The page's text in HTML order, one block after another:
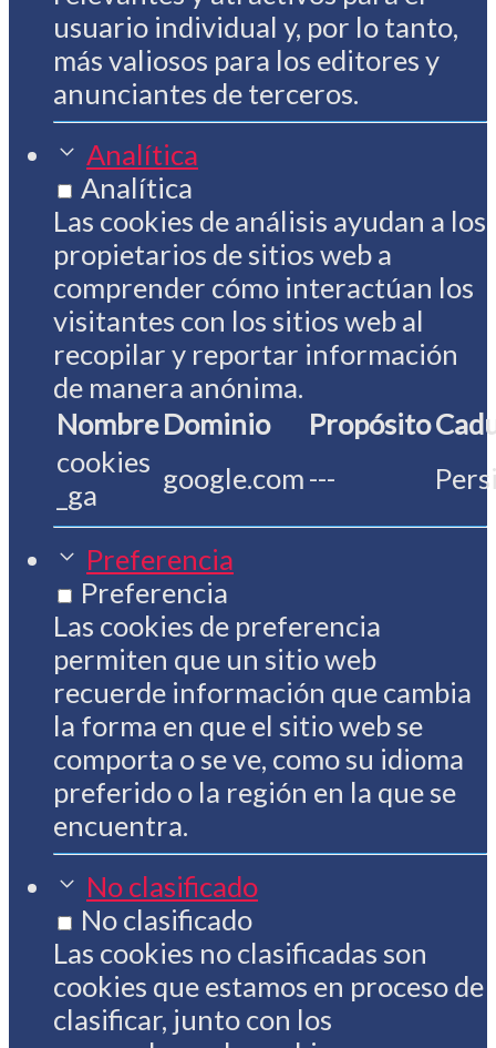
usuario individual y, por lo tanto,
más valiosos para los editores y
anunciantes de terceros.
Analítica
Analítica
Las cookies de análisis ayudan a los
propietarios de sitios web a
comprender cómo interactúan los
visitantes con los sitios web al
recopilar y reportar información
de manera anónima.
Nombre Dominio Propósito
cookies
_ga
google.com ---
Preferencia
Preferencia
Las cookies de preferencia
permiten que un sitio web
recuerde información que cambia
la forma en que el sitio web se
comporta o se ve, como su idioma
preferido o la región en la que se
encuentra.
No clasificado
No clasificado
Las cookies no clasificadas son
cookies que estamos en proceso de
clasificar, junto con los